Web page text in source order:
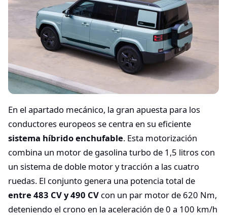
En el apartado mecánico, la gran apuesta para los
conductores europeos se centra en su eficiente
sistema híbrido enchufable. Esta motorización
combina un motor de gasolina turbo de 1,5 litros con
un sistema de doble motor y tracción a las cuatro
ruedas. El conjunto genera una potencia total de
entre 483 CV y 490 CV con un par motor de 620 Nm,
deteniendo el crono en la aceleración de 0 a 100 km/h